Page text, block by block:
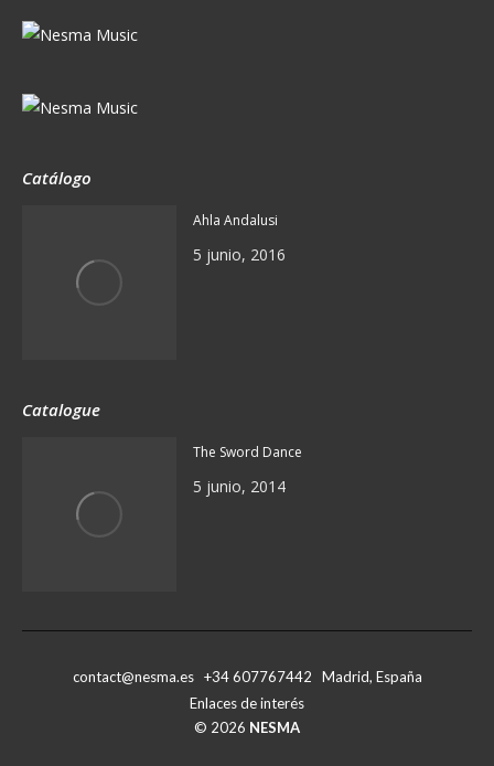
Catálogo
Ahla Andalusi
5 junio, 2016
Catalogue
The Sword Dance
5 junio, 2014
contact@nesma.es +34 607767442 Madrid, España
Enlaces de interés
© 2026 NESMA